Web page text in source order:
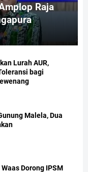
Raja
Lurah AUR,
bagi
Malela, Dua
Dorong IPSM